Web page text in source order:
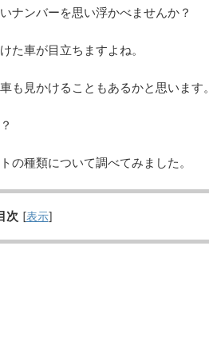
ナンバーを思い浮かべませんか？
た車が目立ちますよね。
も見かけることもあるかと思います。
の種類について調べてみました。
次 [表示]